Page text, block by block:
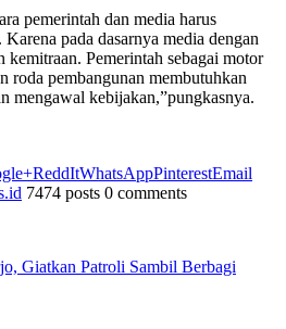
pemerintah dan media harus
pada dasarnya media dengan
kemitraan. Pemerintah sebagai motor
roda pembangunan membutuhkan
mengawal kebijakan,”pungkasnya.
ReddItWhatsAppPinterestEmail
7474 posts 0 comments
Giatkan Patroli Sambil Berbagi